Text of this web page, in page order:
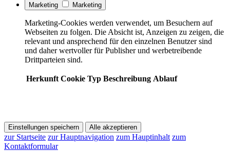
Marketing Marketing
Marketing-Cookies werden verwendet, um Besuchern auf
Webseiten zu folgen. Die Absicht ist, Anzeigen zu zeigen, die
relevant und ansprechend für den einzelnen Benutzer sind
und daher wertvoller für Publisher und werbetreibende
Drittparteien sind.
Herkunft Cookie Typ Beschreibung Ablauf
Einstellungen speichern Alle akzeptieren
zur Startseite zur Hauptnavigation zum Hauptinhalt zum
Kontaktformular